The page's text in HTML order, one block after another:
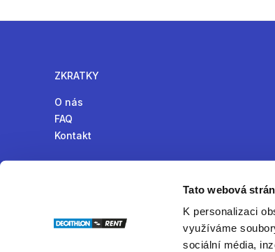
Tato webová
K personalizaci
využíváme
sociální média,
ZKRATKY
O nás
FAQ
Kontakt
Online komunita pro půjčování produktů v